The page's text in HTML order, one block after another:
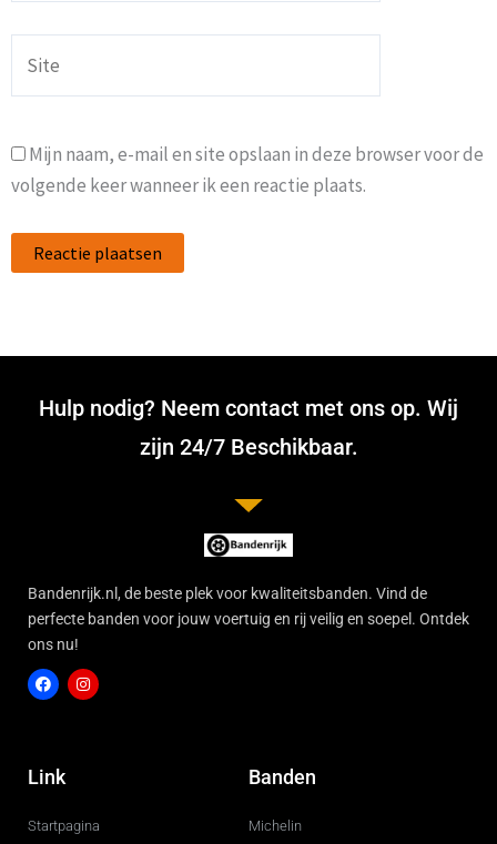
Mijn naam, e-mail en site opslaan in deze browser voor de
volgende keer wanneer ik een reactie plaats.
Hulp nodig? Neem contact met ons op. Wij
zijn 24/7 Beschikbaar.
Bandenrijk.nl, de beste plek voor kwaliteitsbanden. Vind de
perfecte banden voor jouw voertuig en rij veilig en soepel. Ontdek
ons nu!
c
e
o
g
r
Link
Startpagina
Banden
Michelin